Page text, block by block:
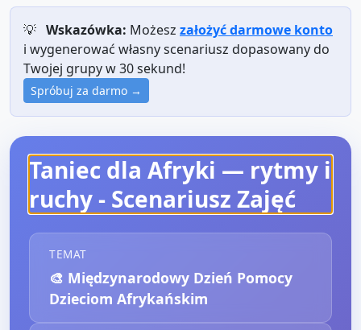
💡 Wskazówka: Możesz założyć darmowe konto
i wygenerować własny scenariusz dopasowany do
Twojej grupy w 30 sekund!
Spróbuj za darmo →
Taniec dla Afryki — rytmy i
ruchy- Scenariusz Zajęć
TEMAT
🎨 Międzynarodowy Dzień Pomocy
Dzieciom Afrykańskim